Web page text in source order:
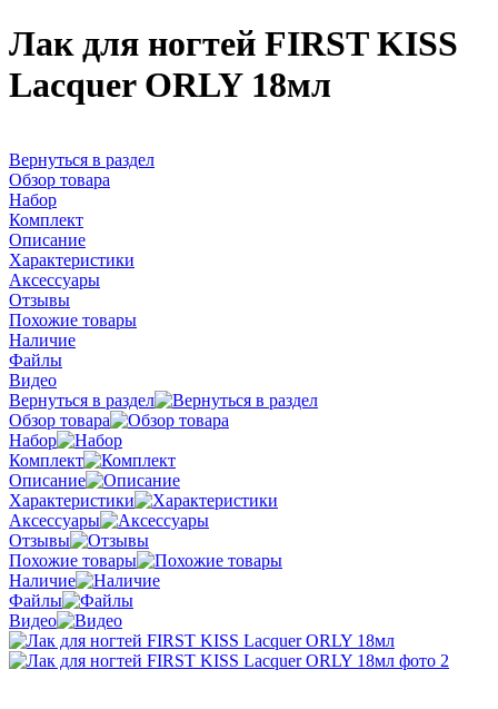
Лак для ногтей FIRST KISS
Lacquer ORLY 18мл
Вернуться в раздел
Обзор товара
Набор
Комплект
Описание
Характеристики
Аксессуары
Отзывы
Похожие товары
Наличие
Файлы
Видео
Вернуться в раздел
Обзор товара
Набор
Комплект
Описание
Характеристики
Аксессуары
Отзывы
Похожие товары
Наличие
Файлы
Видео